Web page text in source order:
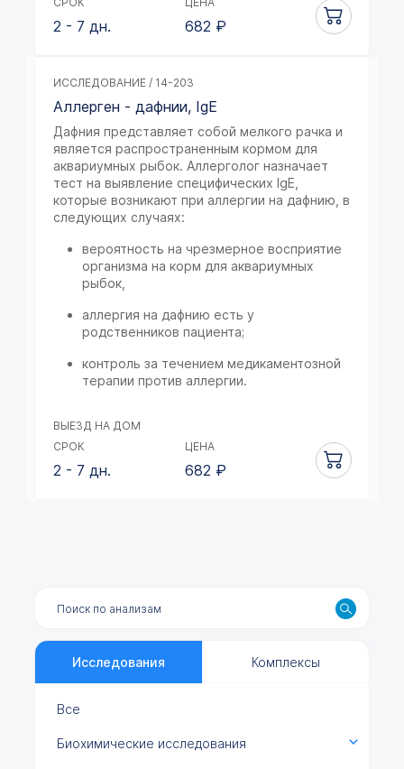
2 - 7 дн. 682 ₽
ИССЛЕДОВАНИЕ / 14-203
Аллерген - дафнии, IgE
Дафния представляет собой мелкого рачка и
является распространенным кормом для
аквариумных рыбок. Аллерголог назначает
тест на выявление специфических IgE,
которые возникают при аллергии на дафнию, в
следующих случаях:
вероятность на чрезмерное восприятие
организма на корм для аквариумных
рыбок,
аллергия на дафнию есть у
родственников пациента;
контроль за течением медикаментозной
терапии против аллергии.
ВЫЕЗД НА ДОМ
СРОК
2 - 7 дн.
ЦЕНА
682 ₽
Исследования Комплексы
Все
Биохимические исследования